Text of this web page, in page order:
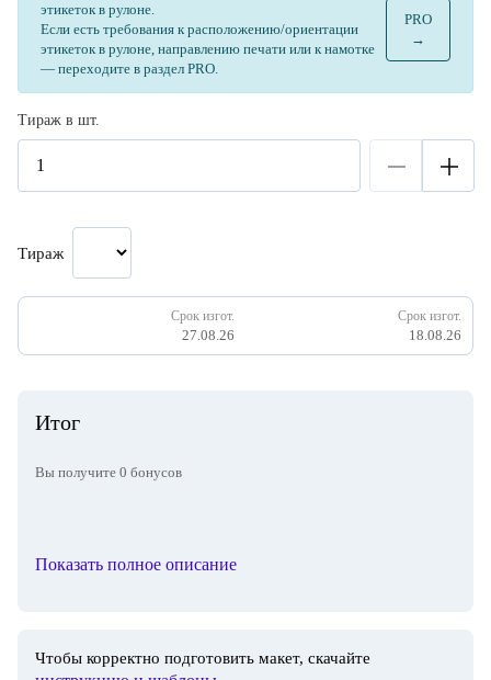
этикеток в рулоне.
Если есть требования к расположению/ориентации
этикеток в рулоне, направлению печати или к намотке
— переходите в раздел PRO.
PRO
→
Тираж в шт.
Тираж
Срок изгот.
27.08.26
Срок изгот.
18.08.26
Итог
Вы получите 0 бонусов
Показать полное описание
Чтобы корректно подготовить макет, скачайте